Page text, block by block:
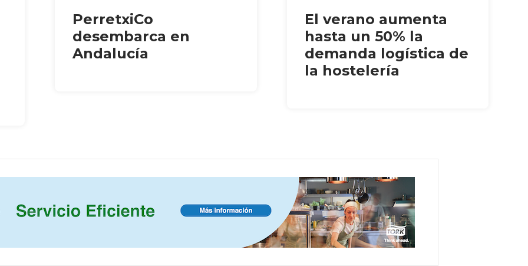
PerretxiCo
desembarca en
Andalucía
El verano aumenta
hasta un 50% la
demanda logística de
la hostelería